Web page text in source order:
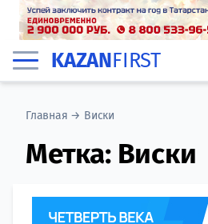
KAZANFIRST
Главная → Виски
Метка: Виски